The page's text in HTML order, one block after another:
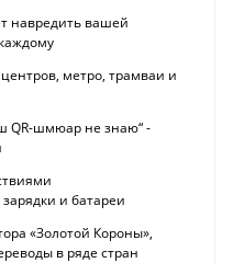
навредить вашей
метро, трамваи и
QR-шмюар не знаю“ -
и батареи
«Золотой Короны»,
в ряде стран